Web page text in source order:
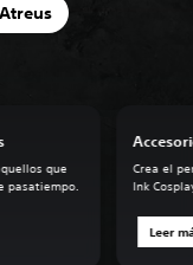
que
pasatiempo.
Crea el
Ink
Leer